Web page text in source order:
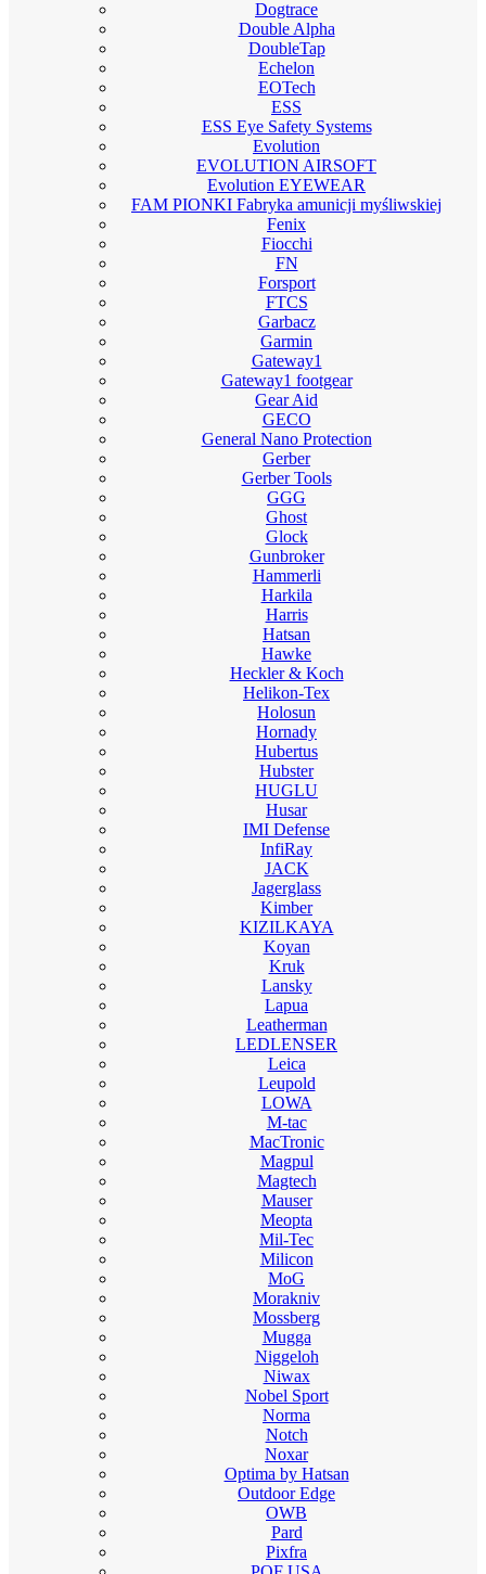
Dogtrace
Double Alpha
DoubleTap
Echelon
EOTech
ESS
ESS Eye Safety Systems
Evolution
EVOLUTION AIRSOFT
Evolution EYEWEAR
FAM PIONKI Fabryka amunicji myśliwskiej
Fenix
Fiocchi
FN
Forsport
FTCS
Garbacz
Garmin
Gateway1
Gateway1 footgear
Gear Aid
GECO
General Nano Protection
Gerber
Gerber Tools
GGG
Ghost
Glock
Gunbroker
Hammerli
Harkila
Harris
Hatsan
Hawke
Heckler & Koch
Helikon-Tex
Holosun
Hornady
Hubertus
Hubster
HUGLU
Husar
IMI Defense
InfiRay
JACK
Jagerglass
Kimber
KIZILKAYA
Koyan
Kruk
Lansky
Lapua
Leatherman
LEDLENSER
Leica
Leupold
LOWA
M-tac
MacTronic
Magpul
Magtech
Mauser
Meopta
Mil-Tec
Milicon
MoG
Morakniv
Mossberg
Mugga
Niggeloh
Niwax
Nobel Sport
Norma
Notch
Noxar
Optima by Hatsan
Outdoor Edge
OWB
Pard
Pixfra